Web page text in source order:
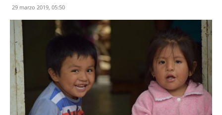
29 marzo 2019, 05:50